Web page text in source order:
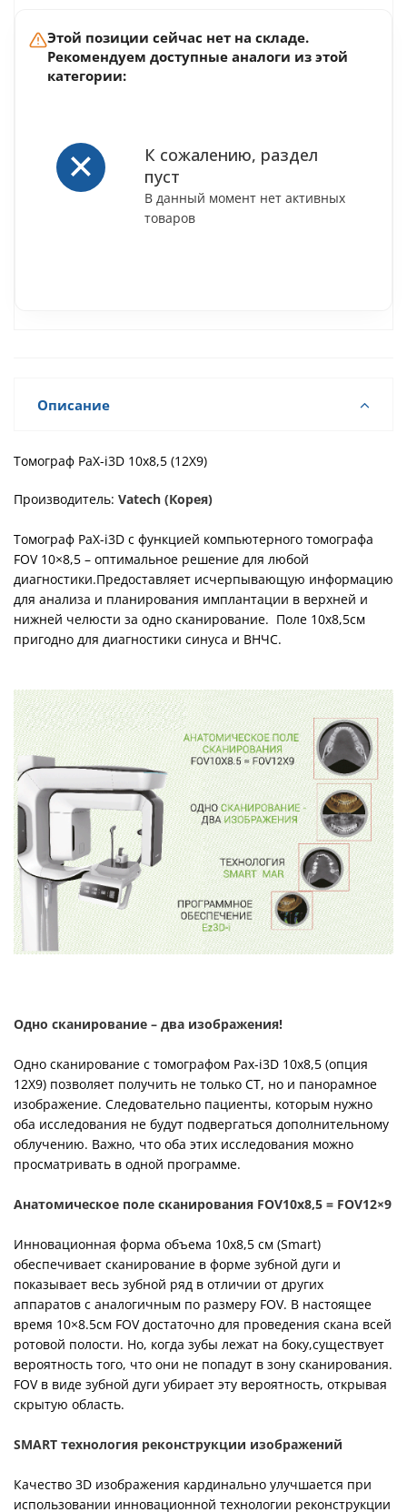
Этой позиции сейчас нет на складе.
Рекомендуем доступные аналоги из этой
категории:
К сожалению, раздел
пуст
В данный момент нет активных
товаров
Описание
Томограф PaX-i3D 10х8,5 (12X9)
Производитель: Vatech (Корея)
Томограф PаX-i3D с функцией компьютерного томографа
FOV 10×8,5 – оптимальное решение для любой
диагностики.Предоставляет исчерпывающую информацию
для анализа и планирования имплантации в верхней и
нижней челюсти за одно сканирование. Поле 10х8,5см
пригодно для диагностики синуса и ВНЧС.
Одно сканирование – два изображения!
Одно сканирование с томографом Pax-i3D 10х8,5 (опция
12X9) позволяет получить не только CT, но и панорамное
изображение. Следовательно пациенты, которым нужно
оба исследования не будут подвергаться дополнительному
облучению. Важно, что оба этих исследования можно
просматривать в одной программе.
Анатомическое поле сканирования FOV10x8,5 = FOV12×9
Инновационная форма объема 10х8,5 см (Smart)
обеспечивает сканирование в форме зубной дуги и
показывает весь зубной ряд в отличии от других
аппаратов с аналогичным по размеру FOV. В настоящее
время 10×8.5см FOV достаточно для проведения скана всей
ротовой полости. Но, когда зубы лежат на боку,существует
вероятность того, что они не попадут в зону сканирования.
FOV в виде зубной дуги убирает эту вероятность, открывая
скрытую область.
SMART технология реконструкции изображений
Качество 3D изображения кардинально улучшается при
использовании инновационной технологии реконструкции